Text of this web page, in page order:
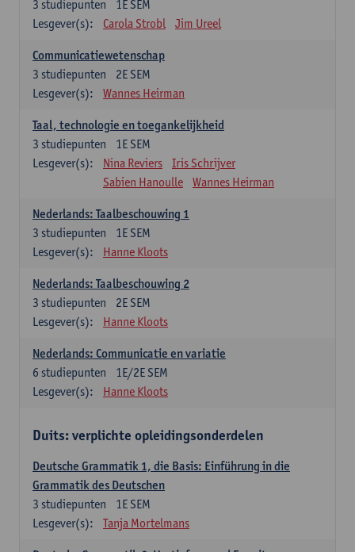
1E SEM
3 studiepunten
Lesgever(s):
Carola Strobl Jim Ureel
Communicatiewetenschap
2E SEM
3 studiepunten
Lesgever(s):
Wannes Heirman
Taal, technologie en toegankelijkheid
1E SEM
3 studiepunten
Lesgever(s):
Nina Reviers
Iris Schrijver
Sabien Hanoulle
Wannes Heirman
Nederlands: Taalbeschouwing 1
1E SEM
3 studiepunten
Lesgever(s):
Hanne Kloots
Nederlands: Taalbeschouwing 2
2E SEM
3 studiepunten
Lesgever(s):
Hanne Kloots
Nederlands: Communicatie en variatie
1E/2E SEM
6 studiepunten
Lesgever(s):
Hanne Kloots
Duits: verplichte opleidingsonderdelen
Deutsche Grammatik 1, die Basis: Einführung in die
Grammatik des Deutschen
1E SEM
3 studiepunten
Lesgever(s):
Tanja Mortelmans